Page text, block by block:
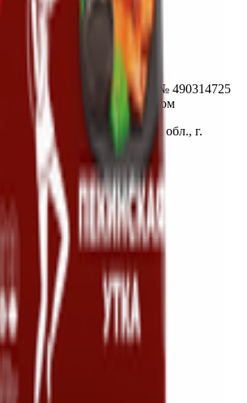
«Продмир»
регистрации № 490314725
Гомельским облисполкомом
Беларусь, Гомельская обл., г.
2-А